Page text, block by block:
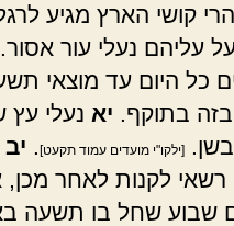
קושי הארץ מגיע
עליהם נעלי עור אסור.
כל היום עד מוצאי
בזה בתוקף. יא נעלי עץ
[ילקו"י מועדים עמוד תקעט] יב
רשאי לקנות לאחר מכן,
שבוע שחל בו תשעה